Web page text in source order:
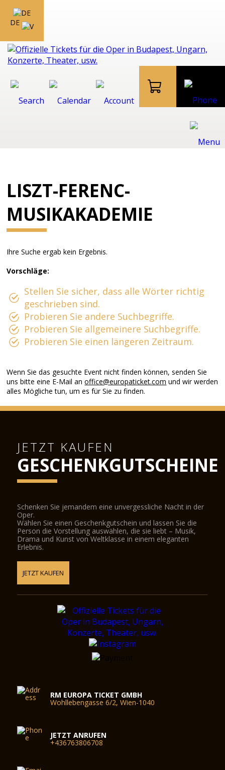
DE
LISZT-FERENC-
MUSIKAKADEMIE
Ihre Suche ergab kein Ergebnis.
Vorschläge:
Stellen Sie sicher, dass alle Wörter richtig
geschrieben sind.
Probieren Sie andere Suchbegriffe.
Probieren Sie allgemeinere Suchbegriffe.
Probieren Sie einen längeren Zeitraum.
Wenn Sie das gesuchte Event nicht finden können, senden Sie
uns bitte eine E-Mail anoffice@europaticket.com und wir werden
alles Mögliche tun, um es für Sie zu finden.
JETZT KAUFEN
GESCHENKGUTSCHEINE
Schenken Sie jemandem eine unvergessliche Nacht in der
Oper.
Wählen Sie einen Geschenkgutschein und lassen Sie die
Person die Vorstellung auswählen, die sie liebt – Musik,
Drama und Kunst von Weltklasse in einem eleganten
Erlebnis.
JETZT KAUFEN
RM EUROPA TICKET GMBH
Wohllebengasse 6/2, Wien-1040
JETZT ANRUFEN
+436763806708